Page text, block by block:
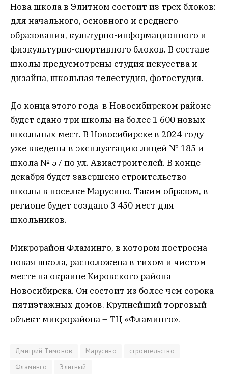
Нова школа в Элитном состоит из трех блоков:
для начального, основного и среднего
образования, культурно-информационного и
физкультурно-спортивного блоков. В составе
школы предусмотрены студия искусства и
дизайна, школьная телестудия, фотостудия.
До конца этого года в Новосибирском районе
будет сдано три школы на более 1 600 новых
школьных мест. В Новосибирске в 2024 году
уже введены в эксплуатацию лицей № 185 и
школа № 57 по ул. Авиастроителей. В конце
декабря будет завершено строительство
школы в поселке Марусино. Таким образом, в
регионе будет создано 3 450 мест для
школьников.
Микрорайон Фламинго, в котором построена
новая школа, расположена в тихом и чистом
месте на окраине Кировского района
Новосибирска. Он состоит из более чем сорока
пятиэтажных домов. Крупнейший торговый
объект микрорайона – ТЦ «Фламинго».
Дмитрий Тимонов Марусино
строительство
Фламинго
Элитный